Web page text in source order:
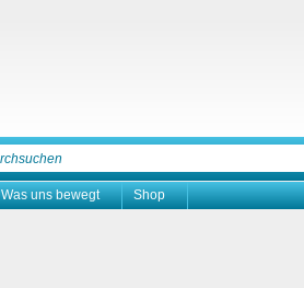
Was uns bewegt Shop